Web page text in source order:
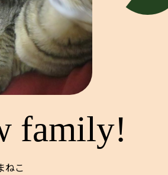
family!
ねこ